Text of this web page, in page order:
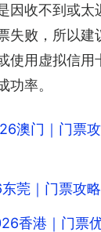
因收不到或太
失败，所以建
使用虚拟信用
功率。
澳门｜门票
莞｜门票攻
香港｜门票